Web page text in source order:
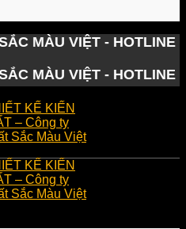
MÀU VIỆT - HOTLINE
MÀU VIỆT - HOTLINE